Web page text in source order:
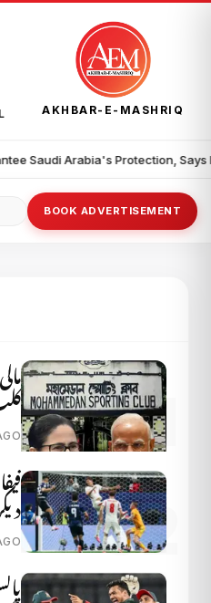
AKHBAR-E-MASHRIQ
Says Iran • Trump
BOOK ADVERTISEMENT